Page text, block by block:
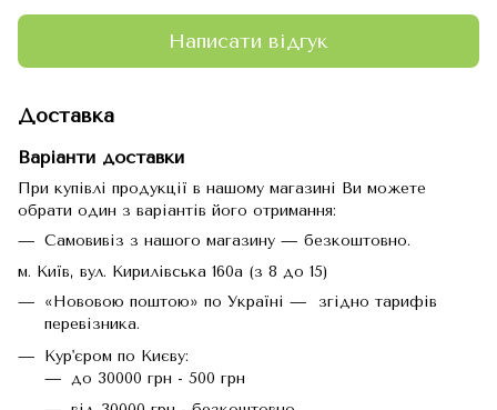
Написати відгук
Доставка
Варіанти доставки
При купівлі продукції в нашому магазині Ви можете
обрати один з варіантів його отримання:
Самовивіз з нашого магазину — безкоштовно.
м. Київ, вул. Кирилівська 160а (з 8 до 15)
«Нововою поштою» по Україні — згідно тарифів
перевізника.
Кур'єром по Києву:
до 30000 грн - 500 грн